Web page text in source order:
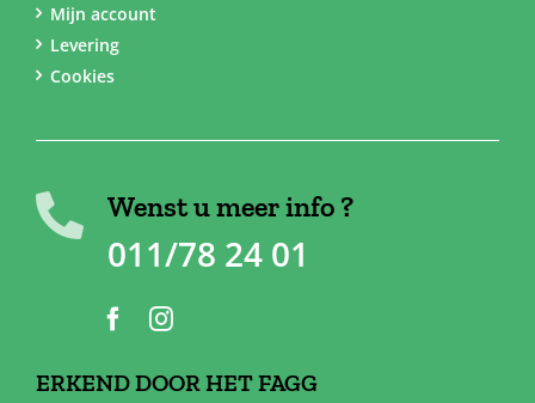
Mijn account
Levering
Cookies
Wenst u meer info ?
011/78 24 01
ERKEND DOOR HET FAGG